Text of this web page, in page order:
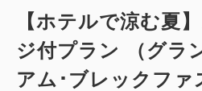
【ホテルで涼む夏
ジ付プラン （グラ
アム･ブレックファ